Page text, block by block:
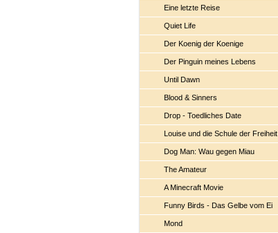
Eine letzte Reise
Quiet Life
Der Koenig der Koenige
Der Pinguin meines Lebens
Until Dawn
Blood & Sinners
Drop - Toedliches Date
Louise und die Schule der Freiheit
Dog Man: Wau gegen Miau
The Amateur
A Minecraft Movie
Funny Birds - Das Gelbe vom Ei
Mond